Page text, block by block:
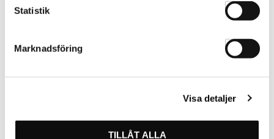
Statistik
Marknadsföring
Visa detaljer
TILLÅT ALLA